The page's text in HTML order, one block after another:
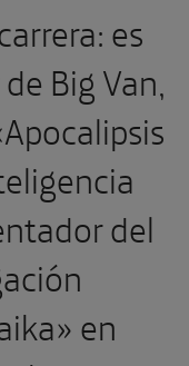
es
Big Van,
del
en